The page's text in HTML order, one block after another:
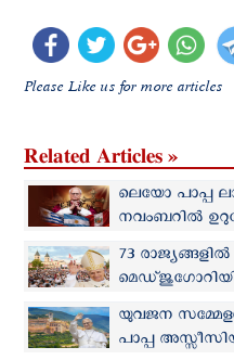
Please Like us for more articles
Related Articles »
ലെയോ പാപ്പ
നവംബറില്‍
രാജ്യങ്ങള്‍
73
യുവജന
പാപ്പ